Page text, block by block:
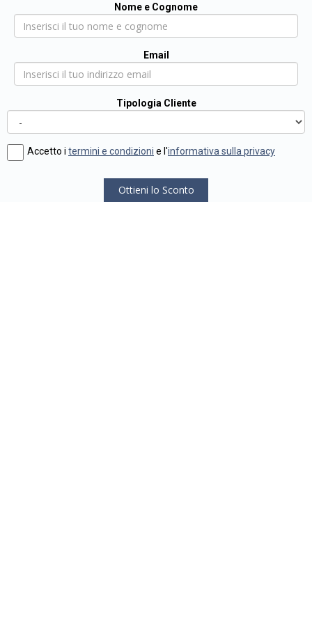
Nome e Cognome
Email
Tipologia Cliente
Accetto i termini e condizioni e l'informativa sulla privacy
Ottieni lo Sconto